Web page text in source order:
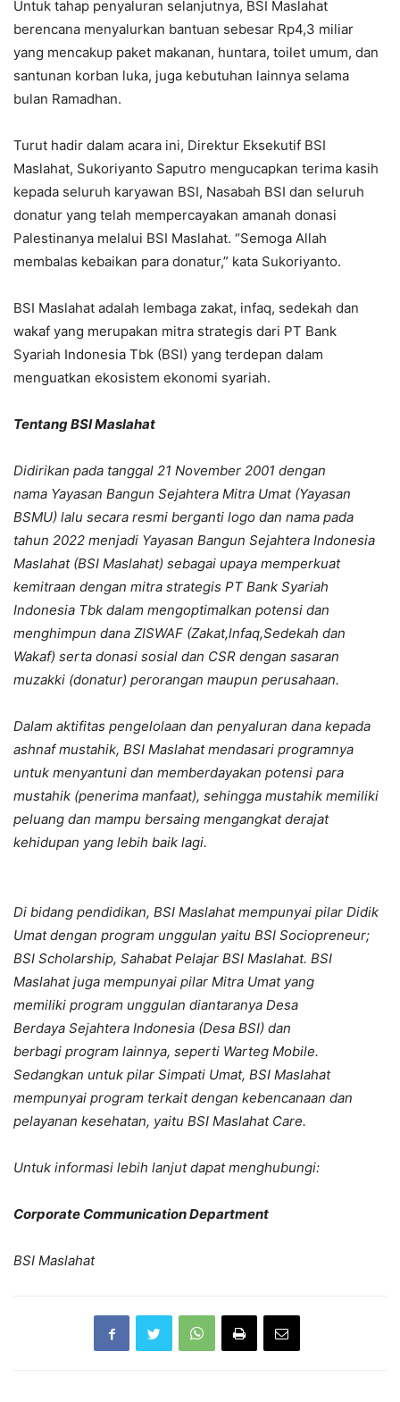
Untuk tahap penyaluran selanjutnya, BSI Maslahat
berencana menyalurkan bantuan sebesar Rp4,3 miliar
yang mencakup paket makanan, huntara, toilet umum, dan
santunan korban luka, juga kebutuhan lainnya selama
bulan Ramadhan.
Turut hadir dalam acara ini, Direktur Eksekutif BSI
Maslahat, Sukoriyanto Saputro mengucapkan terima kasih
kepada seluruh karyawan BSI, Nasabah BSI dan seluruh
donatur yang telah mempercayakan amanah donasi
Palestinanya melalui BSI Maslahat. “Semoga Allah
membalas kebaikan para donatur,” kata Sukoriyanto.
BSI Maslahat adalah lembaga zakat, infaq, sedekah dan
wakaf yang merupakan mitra strategis dari PT Bank
Syariah Indonesia Tbk (BSI) yang terdepan dalam
menguatkan ekosistem ekonomi syariah.
Tentang BSI Maslahat
Didirikan pada tanggal 21 November 2001 dengan
nama Yayasan Bangun Sejahtera Mitra Umat (Yayasan
BSMU) lalu secara resmi berganti logo dan nama pada
tahun 2022 menjadi Yayasan Bangun Sejahtera Indonesia
Maslahat (BSI Maslahat) sebagai upaya memperkuat
kemitraan dengan mitra strategis PT Bank Syariah
Indonesia Tbk dalam mengoptimalkan potensi dan
menghimpun dana ZISWAF (Zakat,lnfaq,Sedekah dan
Wakaf) serta donasi sosial dan CSR dengan sasaran
muzakki (donatur) perorangan maupun perusahaan.
Dalam aktifitas pengelolaan dan penyaluran dana kepada
ashnaf mustahik, BSI Maslahat mendasari programnya
untuk menyantuni dan memberdayakan potensi para
mustahik (penerima manfaat), sehingga mustahik memiliki
peluang dan mampu bersaing mengangkat derajat
kehidupan yang lebih baik lagi.
Di bidang pendidikan, BSI Maslahat mempunyai pilar Didik
Umat dengan program unggulan yaitu BSI Sociopreneur;
BSI Scholarship, Sahabat Pelajar BSI Maslahat. BSI
Maslahat juga mempunyai pilar Mitra Umat yang
memiliki program unggulan diantaranya Desa
Berdaya Sejahtera Indonesia (Desa BSI) dan
berbagi program lainnya, seperti Warteg Mobile.
Sedangkan untuk pilar Simpati Umat, BSI Maslahat
mempunyai program terkait dengan kebencanaan dan
pelayanan kesehatan, yaitu BSI Maslahat Care.
Untuk informasi lebih lanjut dapat menghubungi:
Corporate Communication Department
BSI Maslahat